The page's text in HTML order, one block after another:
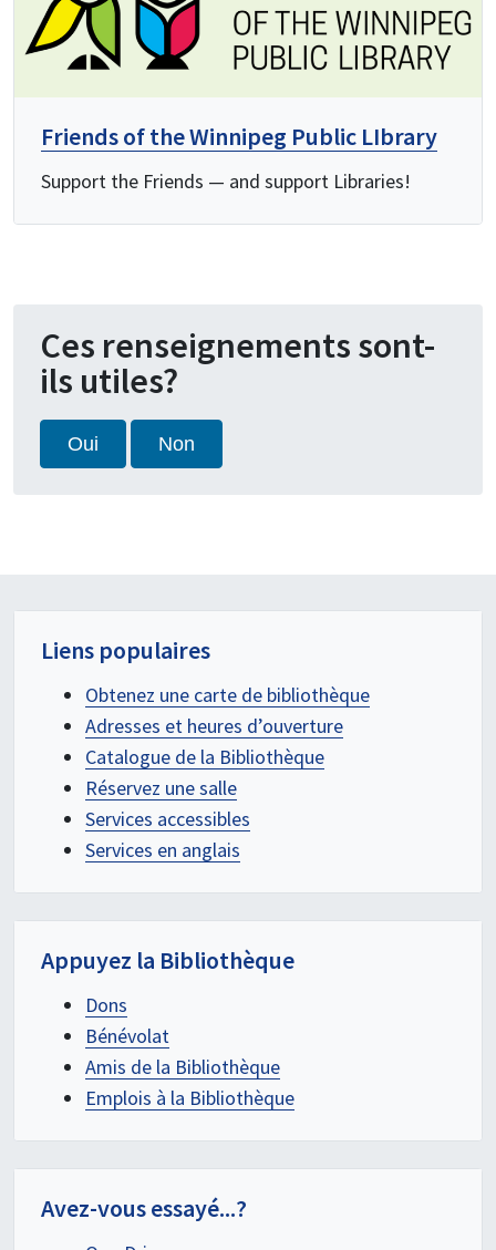
Friends of the Winnipeg Public LIbrary
Support the Friends — and support Libraries!
Ces renseignements sont-
ils utiles?
Oui Non
Liens populaires
Obtenez une carte de bibliothèque
Adresses et heures d’ouverture
Catalogue de la Bibliothèque
Réservez une salle
Services accessibles
Services en anglais
Appuyez la Bibliothèque
Dons
Bénévolat
Amis de la Bibliothèque
Emplois à la Bibliothèque
Avez-vous essayé...?